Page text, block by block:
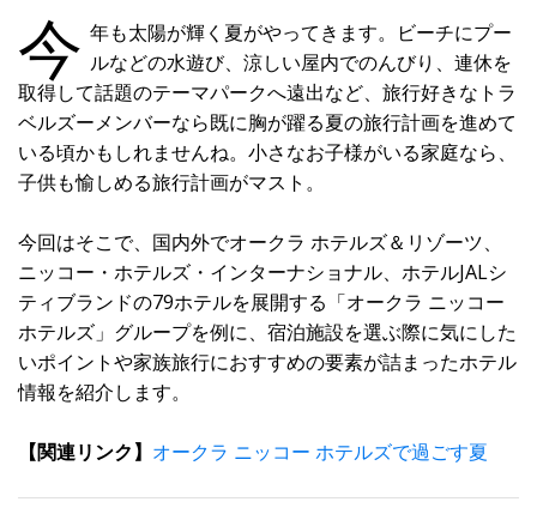
今 年も太陽が輝く夏がやってきます。ビーチにプー
ルなどの水遊び、涼しい屋内でのんびり、連休を
取得して話題のテーマパークへ遠出など、旅行好きなトラ
ベルズーメンバーなら既に胸が躍る夏の旅行計画を進めて
いる頃かもしれませんね。小さなお子様がいる家庭なら、
子供も愉しめる旅行計画がマスト。
今回はそこで、国内外でオークラ ホテルズ＆リゾーツ、
ニッコー・ホテルズ・インターナショナル、ホテルJALシ
ティブランドの79ホテルを展開する「オークラ ニッコー
ホテルズ」グループを例に、宿泊施設を選ぶ際に気にした
いポイントや家族旅行におすすめの要素が詰まったホテル
情報を紹介します。
【関連リンク】 オークラ ニッコー ホテルズで過ごす夏